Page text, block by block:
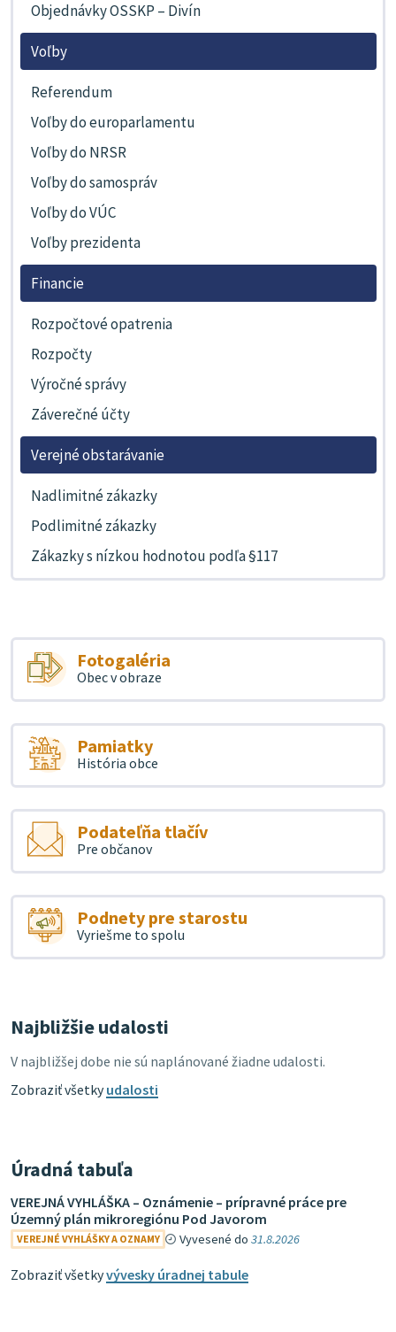
Objednávky OSSKP – Divín
Voľby
Referendum
Voľby do europarlamentu
Voľby do NRSR
Voľby do samospráv
Voľby do VÚC
Voľby prezidenta
Financie
Rozpočtové opatrenia
Rozpočty
Výročné správy
Záverečné účty
Verejné obstarávanie
Nadlimitné zákazky
Podlimitné zákazky
Zákazky s nízkou hodnotou podľa §117
Fotogaléria
Obec v obraze
Pamiatky
História obce
Podateľňa tlačív
Pre občanov
Podnety pre starostu
Vyriešme to spolu
Najbližšie udalosti
V najbližšej dobe nie sú naplánované žiadne udalosti.
Zobraziť všetkyudalosti
Úradná tabuľa
VEREJNÁ VYHLÁŠKA – Oznámenie – prípravné práce pre
Územný plán mikroregiónu Pod Javorom
VEREJNÉ VYHLÁŠKY A OZNAMY Vyvesené do31.8.2026
Zobraziť všetkyvývesky úradnej tabule